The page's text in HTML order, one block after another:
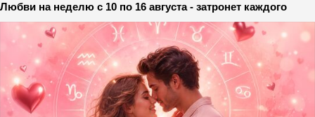
Любви на неделю с 10 по 16 августа - затронет каждого